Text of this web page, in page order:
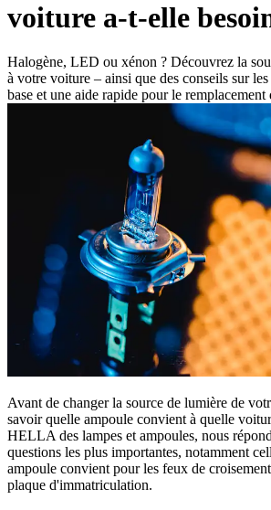
voiture a-t-elle
Halogène, LED ou xénon ? Découvrez la
à votre voiture – ainsi que des conseils sur
base et une aide rapide pour le remplacement
Avant de changer la source de lumière de
savoir quelle ampoule convient à quelle
HELLA des lampes et ampoules, nous
questions les plus importantes, notamment
ampoule convient pour les feux de
plaque d'immatriculation.